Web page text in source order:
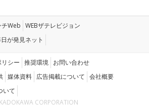
チWeb WEBザテレビジョン
が発見ネット
シー 推奨環境 お問い合わせ
媒体資料 広告掲載について 会社概要
いて
CORPORATION